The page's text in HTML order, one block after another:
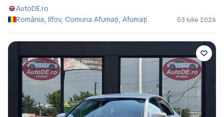
AutoDE.ro
România, Ilfov, Comuna Afumaţi, Afumaţi
03 Iulie 2026